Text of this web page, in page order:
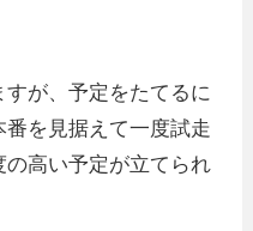
が、予定をたてるに
を見据えて一度試走
高い予定が立てられ